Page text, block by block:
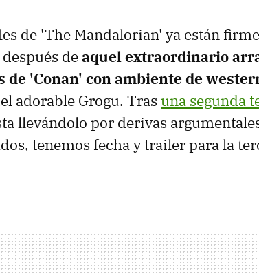
de 'The Mandalorian' ya están
deaquel extraordinario
de 'Conan' con ambiente de
adorable Grogu. Tras una segunda
llevándolo por derivas
tenemos fecha y trailer para la